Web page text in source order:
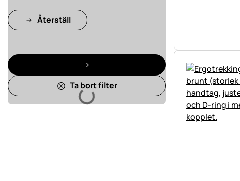
Laddar
Återställ
Ta bort filter